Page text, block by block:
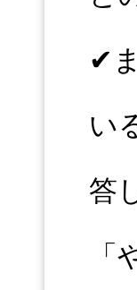
✔︎
い
答